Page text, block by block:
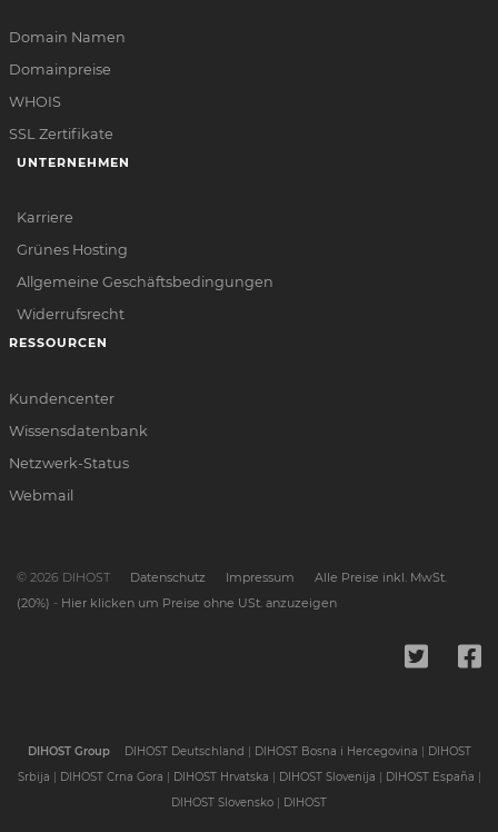
Domain Namen
Domainpreise
WHOIS
SSL Zertifikate
UNTERNEHMEN
Karriere
Grünes Hosting
Allgemeine Geschäftsbedingungen
Widerrufsrecht
RESSOURCEN
Kundencenter
Wissensdatenbank
Netzwerk-Status
Webmail
© 2026 DIHOST Datenschutz Impressum
Alle Preise inkl. MwSt.
(20%) - Hier klicken um Preise ohne USt. anzuzeigen
DIHOST Group DIHOST Deutschland DIHOST Bosna i Hercegovina
DIHOST
Srbija
DIHOST Crna Gora DIHOST Hrvatska DIHOST Slovenija DIHOST España
DIHOST Slovensko
DIHOST